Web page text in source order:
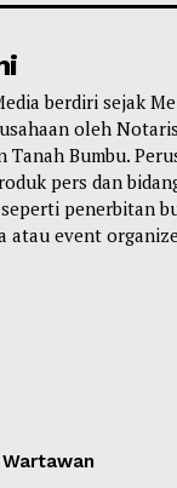
berdiri sejak
oleh
Tanah Bumbu.
pers dan
penerbitan
atau event